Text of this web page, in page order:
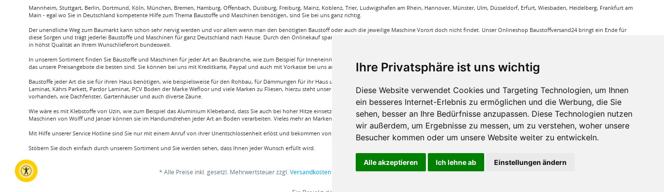
Ihre Privatsphäre ist uns wichtig
Diese Website verwendet Cookies und Targeting Technologien, um Ihnen
ein besseres Internet-Erlebnis zu ermöglichen und die Werbung, die Sie
sehen, besser an Ihre Bedürfnisse anzupassen. Diese Technologien nutzen
wir außerdem, um Ergebnisse zu messen, um zu verstehen, woher unsere
Besucher kommen oder um unsere Website weiter zu entwickeln.
Alle akzeptieren Ich lehne ab Einstellungen ändern
Mannheim, Stuttgart, Berlin, Dortmund, Köln, München, Bremen, Hamburg, Offenbach, Duisburg, Freiburg, Mainz, Koblenz, Trier, Ludwigshafen am Rhein, Hannover, Münster, Ulm, Düsseldorf, Erfurt, Wiesbaden, Heidelberg, Frankfurt am
Main - egal wo Sie in Deutschland kompetente Hilfe zum Thema Baustoffe und Maschinen benötigen, sind Sie bei uns ganz richtig.
Der unendliche Weg zum Baumarkt kann schon sehr nervig werden und vor allem wenn man den benötigten Baustoff oder auch die jeweilige Maschine Vorort doch nicht findet. Unser Onlineshop Baustoffversand24 bringt ein Ende für
diese Sorgen und trägt jederlei Baustoffe und Maschinen für ganz Deutschland nach Hause. Durch den Onlinekauf spart man sehr viel Zeit und körperliche Anstrengung. Sie bestellen bequem online und wir liefern die jeweiligen Produkte
in höhst Qualität an Ihrem Wunschlieferort bundesweit.
In unserem Sortiment finden Sie Baustoffe und Maschinen für jeder Art an Baubranche, wie zum Beispiel für Inneneinrichtung, Böden und viele weitere. Wir garantieren Ihnen bei unseren Produkten den Triefpreis, Sie können sicher sein
das unsere Preisangebote die besten sind. Sie können bei uns mit Kreditkarte, Paypal und auch mit Vorkasse bei uns auf Rechnung Baustoffe kaufen.
Baustoffe jeder Art die sie für ihren Haus benötigen, wie beispielsweise für den Rohbau, für Dämmungen für ihr Haus und für den Innenausbau. Wir führen Außerdem eine große Auswahl an Bodenbelägen wie GUNREBEN Parkett, JOKA
Laminat, Kährs Parkett, Pardor Laminat, PCV Boden der Marke Wefloor und viele Marken zu Fliesen, hierzu steht unser Service Team aus Fachprofis zur Hilfe bereit. Baustoffe für den Außenbereich haben wir ebenso in unserem Sortiment
vorhanden, wie Dachfenster, Gartenhäuser und auch diverse Zäune.
Wie wäre es mit Klebstoffe von Uzin, wie zum Beispiel das Aluminium Klebeband, dass Sie auch bei hoher Hitze einsetzen können oder auch ein Klebstoff von Bona, dass für verkleben von Massivholzdielen in Einsatz kommt. Mit den
Maschinen von Wolff und Janser können sie im Handumdrehen jeder Art an Boden verarbeiten. Vieles mehr an Marken und Artikel nur bei uns im Onlineshop!
Mit Hilfe unserer Service Hotline sind Sie nur mit einem Anruf von ihrer Unentschlossenheit erlöst und bekommen von einem Fachprofi die beste Produktwahl die für sie relevant ist.
Stöbern Sie doch einfach durch unserem Sortiment und Sie werden sehen, dass Ihnen jeder Wunsch erfüllt wird.
* Alle Preise inkl. gesetzl. Mehrwertsteuer zzgl.Versandkostenund ggf. Nachnahmegebühren, wenn nicht anders beschrieben